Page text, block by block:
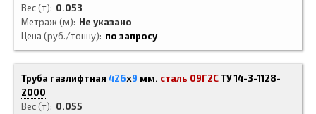
Вес (т)
0.053
Метраж (м)
Не указано
Цена (руб./тонну)
по запросу
Труба газлифтная 426x9 мм. сталь 09Г2СТУ 14-3-1128-
2000
Вес (т)
0.055